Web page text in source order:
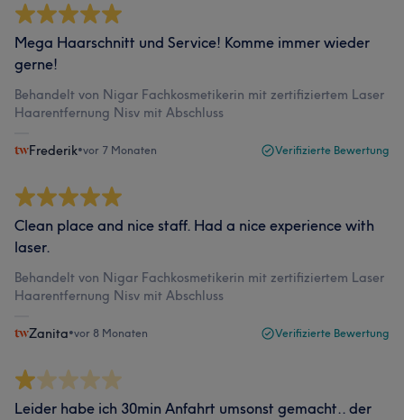
Mega Haarschnitt und Service! Komme immer wieder
gerne!
Behandelt von Nigar Fachkosmetikerin mit zertifiziertem Laser
Haarentfernung Nisv mit Abschluss
Frederik•vor 7 Monaten Verifizierte Bewertung
Clean place and nice staff. Had a nice experience with
laser.
Behandelt von Nigar Fachkosmetikerin mit zertifiziertem Laser
Haarentfernung Nisv mit Abschluss
Zanita•vor 8 Monaten Verifizierte Bewertung
Leider habe ich 30min Anfahrt umsonst gemacht.. der